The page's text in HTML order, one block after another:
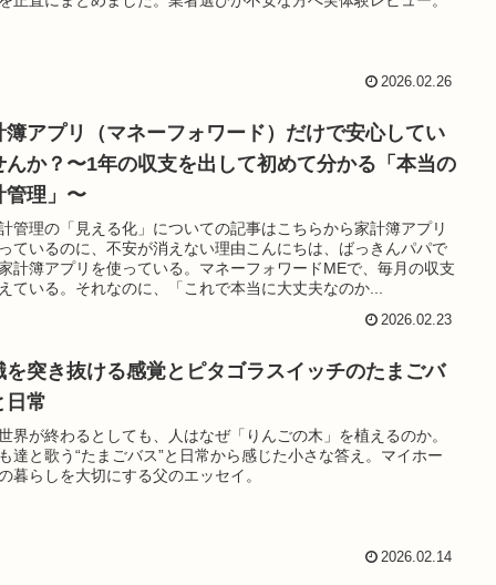
2026.02.26
簿アプリ（マネーフォワード）だけで安心してい
んか？〜1年の収支を出して初めて分かる「本当の
管理」〜
管理の「見える化」についての記事はこちらから家計簿アプリ
ているのに、不安が消えない理由こんにちは、ばっきんパパで
計簿アプリを使っている。マネーフォワードMEで、毎月の収支
ている。それなのに、「これで本当に大丈夫なのか...
2026.02.23
を突き抜ける感覚とピタゴラスイッチのたまごバ
日常
界が終わるとしても、人はなぜ「りんごの木」を植えるのか。
達と歌う“たまごバス”と日常から感じた小さな答え。マイホー
暮らしを大切にする父のエッセイ。
2026.02.14